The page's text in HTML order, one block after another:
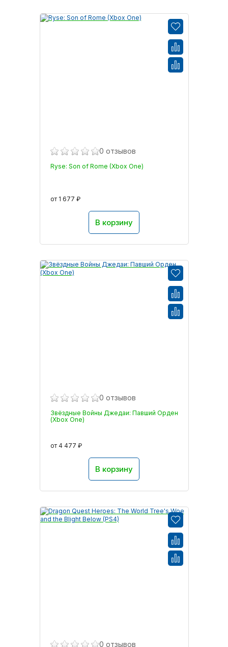
0 отзывов
Ryse: Son of Rome (Xbox One)
от 1 677 ₽
В корзину
0 отзывов
Звёздные Войны Джедаи: Павший Орден
(Xbox One)
от 4 477 ₽
В корзину
0 отзывов